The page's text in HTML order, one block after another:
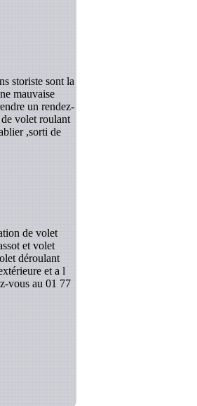
storiste sont la
mauvaise
un rendez-
volet roulant
,sorti de
de volet
et volet
déroulant
et a l
vous au 01 77